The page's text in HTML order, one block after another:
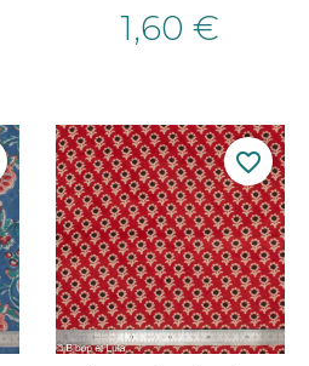
1,60 €
favorite_border